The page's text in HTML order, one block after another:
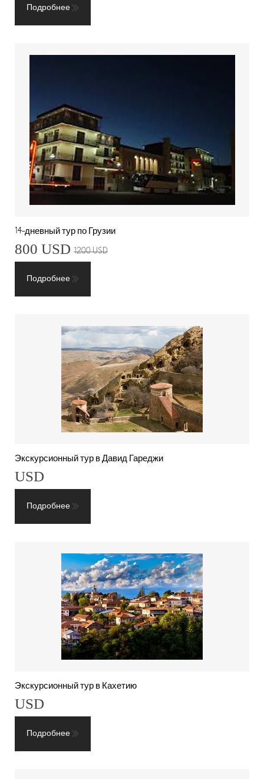
Подробнее
14-дневный тур по Грузии
800 USD 1200 USD
Подробнее
Экскурсионный тур в Давид Гареджи
USD
Подробнее
Экскурсионный тур в Кахетию
USD
Подробнее